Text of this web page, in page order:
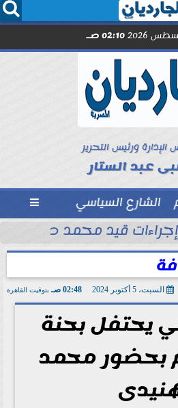
 
02:10 صـ
ورئيس التحرير
عبد الستار
الشارع السياسي 
قيد محمد صلاح
السبت، 5 أكتوبر 2024 02:48 صـ بتوقيت القاهرة
يحتفل بحنة
بحضور محمد